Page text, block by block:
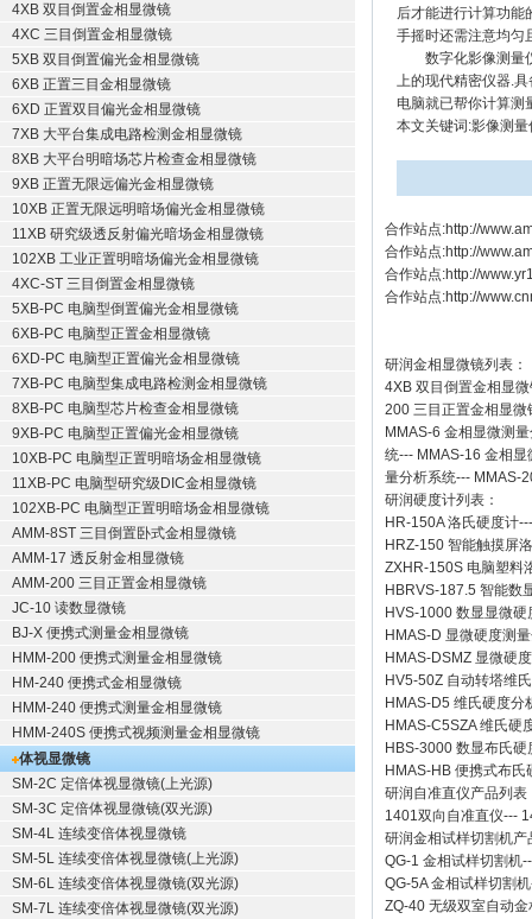
4XB 双目倒置金相显微镜
4XC 三目倒置金相显微镜
5XB 双目倒置偏光金相显微镜
6XB 正置三目金相显微镜
6XD 正置双目偏光金相显微镜
7XB 大平台集成电路检测金相显微镜
8XB 大平台明暗场芯片检查金相显微镜
9XB 正置无限远偏光金相显微镜
10XB 正置无限远明暗场偏光金相显微镜
11XB 研究级透反射偏光暗场金相显微镜
102XB 工业正置明暗场偏光金相显微镜
4XC-ST 三目倒置金相显微镜
5XB-PC 电脑型倒置偏光金相显微镜
6XB-PC 电脑型正置金相显微镜
6XD-PC 电脑型正置偏光金相显微镜
7XB-PC 电脑型集成电路检测金相显微镜
8XB-PC 电脑型芯片检查金相显微镜
9XB-PC 电脑型正置偏光金相显微镜
10XB-PC 电脑型正置明暗场金相显微镜
11XB-PC 电脑型研究级DIC金相显微镜
102XB-PC 电脑型正置明暗场金相显微镜
AMM-8ST 三目倒置卧式金相显微镜
AMM-17 透反射金相显微镜
AMM-200 三目正置金相显微镜
JC-10 读数显微镜
BJ-X 便携式测量金相显微镜
HMM-200 便携式测量金相显微镜
HM-240 便携式金相显微镜
HMM-240 便携式测量金相显微镜
HMM-240S 便携式视频测量金相显微镜
体视显微镜
SM-2C 定倍体视显微镜(上光源)
SM-3C 定倍体视显微镜(双光源)
SM-4L 连续变倍体视显微镜
SM-5L 连续变倍体视显微镜(上光源)
SM-6L 连续变倍体视显微镜(双光源)
SM-7L 连续变倍体视显微镜(双光源)
后才能进行计算功
手摇时还需注意均匀
数字化影像测量仪
上的现代精密仪器.
电脑就已帮你计算测
本文关键词:影像测
合作站点:http://
合作站点:http://
合作站点:http://
合作站点:http://
研润金相显微镜列表：
4XB 双目倒置金相显
200 三目正置金相显微
MMAS-6 金相显微测
统--- MMAS-16 金相显
量分析系统--- MMAS-
研润硬度计列表：
HR-150A 洛氏硬度计
HRZ-150 智能触摸屏
ZXHR-150S 电脑塑料
HBRVS-187.5 智能数
HVS-1000 数显显微硬
HMAS-D 显微硬度测
HMAS-DSMZ 显微硬
HV5-50Z 自动转塔维
HMAS-D5 维氏硬度分
HMAS-C5SZA 维氏硬
HBS-3000 数显布氏硬
HMAS-HB 便携式布氏
研润自准直仪产品列表
1401双向自准直仪---
研润金相试样切割机产
QG-1 金相试样切割机
QG-5A 金相试样切割机
ZQ-40 无级双室自动金